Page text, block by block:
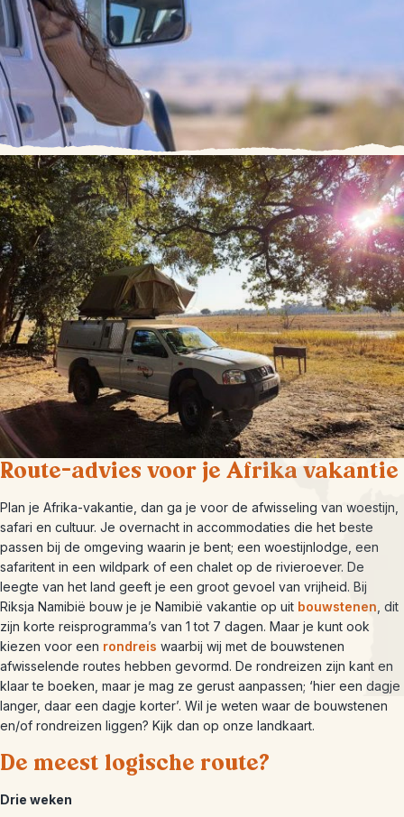
Route-advies voor je Afrika vakantie
Plan je Afrika-vakantie, dan ga je voor de afwisseling van woestijn,
safari en cultuur. Je overnacht in accommodaties die het beste
passen bij de omgeving waarin je bent; een woestijnlodge, een
safaritent in een wildpark of een chalet op de rivieroever. De
leegte van het land geeft je een groot gevoel van vrijheid. Bij
Riksja Namibië bouw je je Namibië vakantie op uit bouwstenen , dit
zijn korte reisprogramma’s van 1 tot 7 dagen. Maar je kunt ook
kiezen voor een rondreis waarbij wij met de bouwstenen
afwisselende routes hebben gevormd. De rondreizen zijn kant en
klaar te boeken, maar je mag ze gerust aanpassen; ‘hier een dagje
langer, daar een dagje korter’. Wil je weten waar de bouwstenen
en/of rondreizen liggen? Kijk dan op onze landkaart.
De meest logische route?
Drie weken